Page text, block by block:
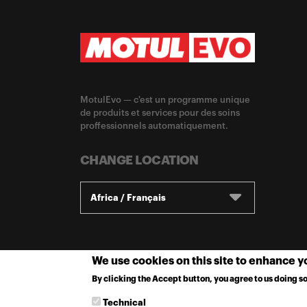
MotulEvo — c'est un programme unique
de produits et services pour des soins
proffessionnels automatiquement.
CHANGE LOCATION
Africa / Français
We use cookies on this site to enhance
By clicking the Accept button, you agree to us doing
Technical